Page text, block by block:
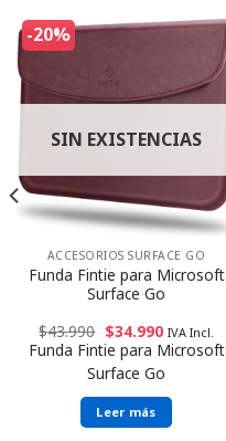
-20%
SIN EXISTENCIAS
ACCESORIOS SURFACE GO
Funda Fintie para Microsoft
Surface Go
$43.990 $34.990 IVA Incl.
Funda Fintie para Microsoft
Surface Go
Leer más